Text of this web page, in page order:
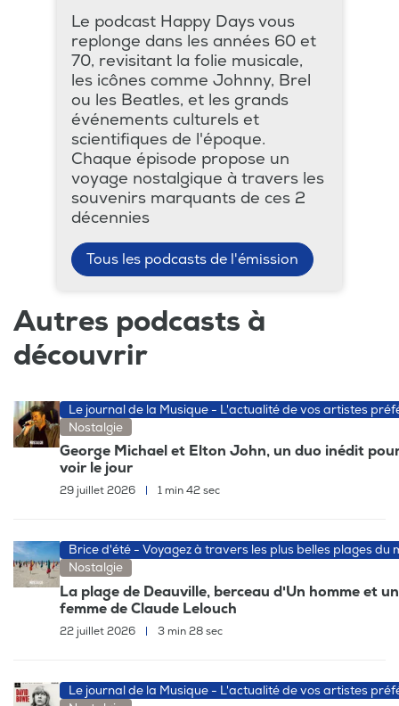
Le podcast Happy Days vous
replonge dans les années 60 et
70, revisitant la folie musicale,
les icônes comme Johnny, Brel
ou les Beatles, et les grands
événements culturels et
scientifiques de l'époque.
Chaque épisode propose un
voyage nostalgique à travers les
souvenirs marquants de ces 2
décennies
Tous les podcasts de l'émission
Autres podcasts à
découvrir
Le journal de la Musique - L'actualité de vos artistes
Nostalgie
George Michael et Elton John, un duo inédit
voir le jour
29 juillet 2026 1 min 42 sec
Brice d'été - Voyagez à travers les plus belles plages du
Nostalgie
La plage de Deauville, berceau d'Un homme et
femme de Claude Lelouch
22 juillet 2026 | 3 min 28 sec
Le journal de la Musique - L'actualité de vos artistes